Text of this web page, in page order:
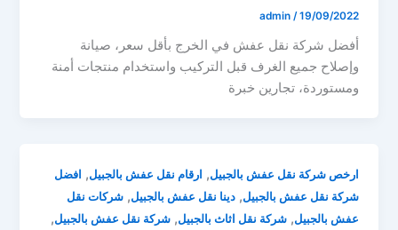
admin /19/09/2022
أفضل شركة نقل عفش في الخرج بأقل سعر، صيانة
وإصلاح جميع الغرف قبل التركيب واستخدام منتجات أمنة
ومستوردة، تجارين خبرة
ارخص شركة نقل عفش بالجبيل, ارقام نقل عفش بالجبيل, افضل
شركة نقل عفش بالجبيل,دينا نقل عفش بالجبيل,شركات نقل
عفش بالجبيل,شركة نقل اثاث بالجبيل,شركة نقل عفش بالجبيل,